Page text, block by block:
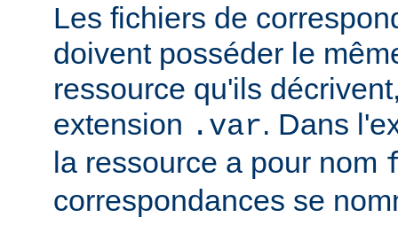
Les fichiers de
doivent posséder le
ressource qu'ils
extension .var. Dans
la ressource a pour nom
correspondances se